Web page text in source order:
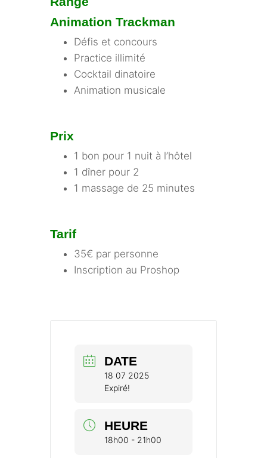
Animation Trackman
Défis et concours
Practice illimité
Cocktail dinatoire
Animation musicale
Prix
1 bon pour 1 nuit à l’hôtel
1 dîner pour 2
1 massage de 25 minutes
Tarif
35€ par personne
Inscription au Proshop
DATE
18 07 2025
Expiré!
HEURE
18h00 - 21h00